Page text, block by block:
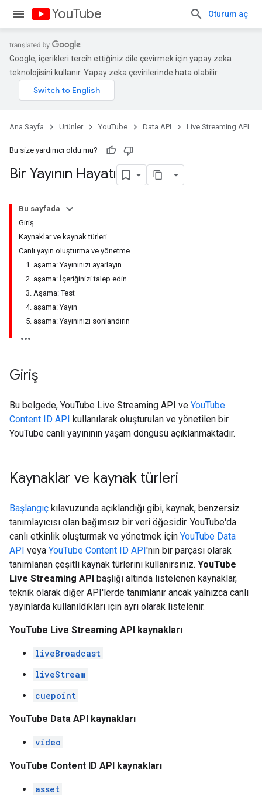
YouTube Oturum aç
Google, içerikleri tercih ettiğiniz dile çevirmek için yapay zeka
teknolojisini kullanır. Yapay zeka çevirilerinde hata olabilir.
Ana Sayfa Ürünler YouTube Data API Live Streaming API
Bu size yardımcı oldu mu?
Bir Yayının Hayatı
Bu sayfada
Giriş
Kaynaklar ve kaynak türleri
Canlı yayın oluşturma ve yönetme
1. aşama: Yayınınızı ayarlayın
2. aşama: İçeriğinizi talep edin
3. Aşama: Test
4. aşama: Yayın
5. aşama: Yayınınızı sonlandırın
Giriş
Bu belgede, YouTube Live Streaming API ve YouTube
Content ID API kullanılarak oluşturulan ve yönetilen bir
YouTube canlı yayınının yaşam döngüsü açıklanmaktadır.
Kaynaklar ve kaynak türleri
Başlangıç kılavuzunda açıklandığı gibi, kaynak, benzersiz
tanımlayıcısı olan bağımsız bir veri öğesidir. YouTube'da
canlı etkinlik oluşturmak ve yönetmek için YouTube Data
API veya YouTube Content ID API'nin bir parçası olarak
tanımlanan çeşitli kaynak türlerini kullanırsınız. YouTube
Live Streaming API başlığı altında listelenen kaynaklar,
teknik olarak diğer API'lerde tanımlanır ancak yalnızca canlı
yayınlarda kullanıldıkları için ayrı olarak listelenir.
YouTube Live Streaming API kaynakları
liveBroadcast
liveStream
cuepoint
YouTube Data API kaynakları
video
YouTube Content ID API kaynakları
asset